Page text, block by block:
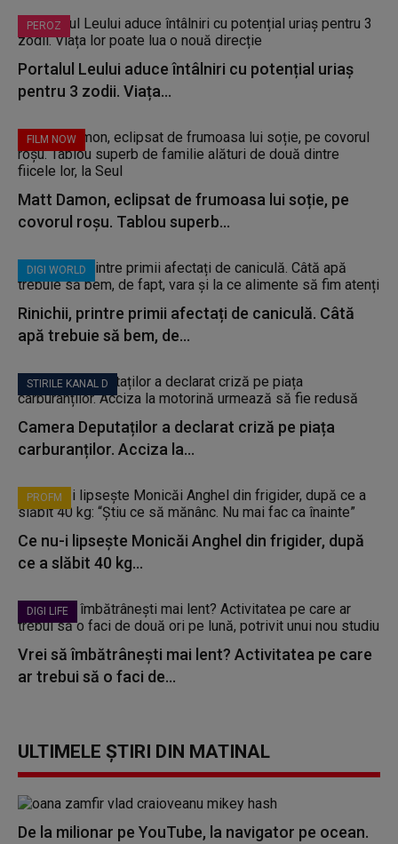
PEROZ
Portalul Leului aduce întâlniri cu potențial uriaș
pentru 3 zodii. Viața...
FILM NOW
Matt Damon, eclipsat de frumoasa lui soție, pe
covorul roșu. Tablou superb...
DIGI WORLD
Rinichii, printre primii afectați de caniculă. Câtă
apă trebuie să bem, de...
STIRILE KANAL D
Camera Deputaților a declarat criză pe piața
carburanților. Acciza la...
PROFM
Ce nu-i lipsește Monicăi Anghel din frigider, după
ce a slăbit 40 kg...
DIGI LIFE
Vrei să îmbătrânești mai lent? Activitatea pe care
ar trebui să o faci de...
ULTIMELE ȘTIRI DIN MATINAL
De la milionar pe YouTube, la navigator pe ocean.